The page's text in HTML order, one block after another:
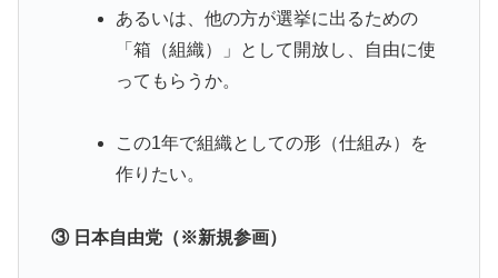
あるいは、他の方が選挙に出るための
「箱（組織）」として開放し、自由に使
ってもらうか。
この1年で組織としての形（仕組み）を
作りたい。
③ 日本自由党（※新規参画）